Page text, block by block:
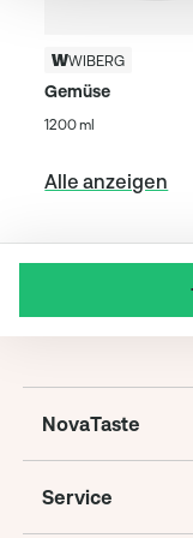
WIBERG
Gemüse
1200 ml
Alle anzeigen
NovaTaste
Service